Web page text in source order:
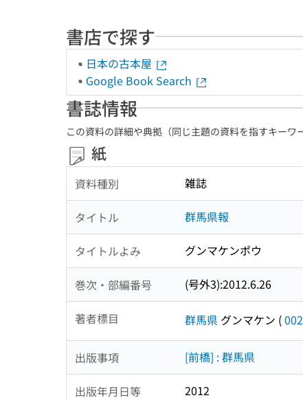
書店で探す
日本の古本屋
Google Book Search
書誌情報
この資料の詳細や典拠（同じ主題の資料を指すキーワ
紙
資料種別 雑誌
タイトル 群馬県報
タイトルよみ グンマケンポウ
巻次・部編番号 (号外3):2012.6.26
著者標目 群馬県 グンマケン (
出版事項 [前橋] : 群馬県
出版年月日等 2012